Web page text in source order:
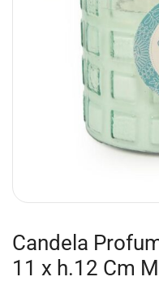
Candela
11 x h.12 Cm